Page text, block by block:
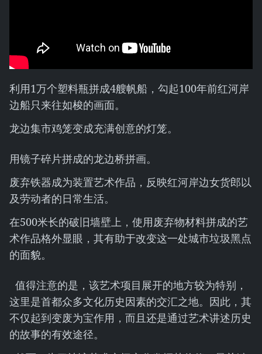
利用1万个塑料瓶拼成4艘帆船，勾起100年前红河岸
边船只来往如梭的画面。
龙边集市鸡笼变成充满创意的灯笼。
用镜子碎片拼成的龙边桥拼画。
废弃铁器成为装置艺术作品，反映红河岸边女货郎以
及劳动者的日常生活。
在500米长的破旧墙壁上，使用废弃物材料拼成的艺
术作品格外显眼，其有助于改变这一处城市垃圾黑点
的面貌。
值得注意的是，该艺术项目展开的地方较为特别，
这里是首都众多文化历史因素的交汇之地。因此，其
不仅起到变废为宝作用，而且还是通过艺术讲述历史
的故事的有效途径。